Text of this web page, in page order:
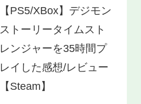
【PS5/XBox】デジモン
ストーリータイムスト
レンジャーを35時間プ
レイした感想/レビュー
【Steam】